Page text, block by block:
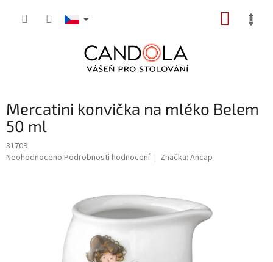
Mercatini konvička na mléko Belem
50 ml
31709
Průměrné
Neohodnoceno Podrobnosti hodnocení Značka: Ancap